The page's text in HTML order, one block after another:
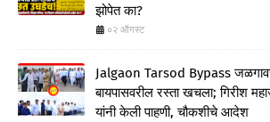
झोपेत का?
०२ ऑगस्ट
Jalgaon Tarsod Bypass
बायपासवरील रस्ता खचला; गिरीश
यांनी केली पाहणी, चौकशीचे आदेश